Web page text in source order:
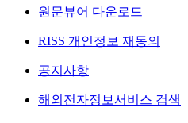
원문뷰어 다운로드
RISS 개인정보 재동의
공지사항
해외전자정보서비스 검색